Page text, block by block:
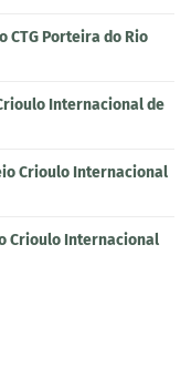
CTG Porteira do Rio
Internacional de
Crioulo Internacional
Crioulo Internacional